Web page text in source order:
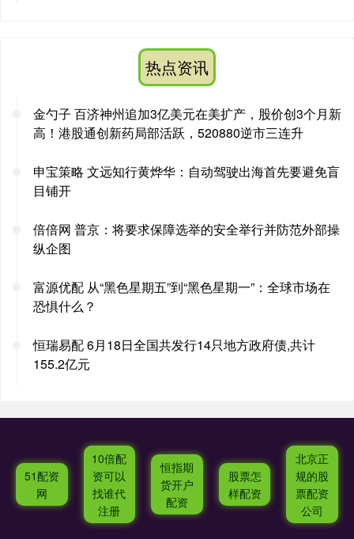
热点资讯
金勺子 百济神州追加3亿美元在美扩产，股价创3个月新
高！港股通创新药局部活跃，520880逆市三连升
申宝策略 文远知行黄烨华：自动驾驶出海首先要避免盲
目铺开
倍倍网 普京：将要求保障选举的安全举行并防范外部操
纵企图
富源优配 从“黑色星期五”到“黑色星期一”：全球市场在
恐惧什么？
恒瑞易配 6月18日全国共发行14只地方政府债,共计
155.2亿元
51配资
网
10倍配
资可以
找谁代
注册
恒指期
货开户
配资
股票怎
样配资
北京正
规的股
票配资
公司